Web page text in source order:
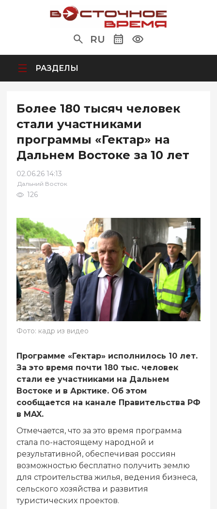
RU
РАЗДЕЛЫ
Более 180 тысяч человек
стали участниками
программы «Гектар» на
Дальнем Востоке за 10 лет
02.06.26 14:13
Дальний Восток
126
Фото: кадр из видео
Программе «Гектар» исполнилось 10 лет.
За это время почти 180 тыс. человек
стали ее участниками на Дальнем
Востоке и в Арктике. Об этом
сообщается на канале Правительства РФ
в MAX.
Отмечается, что за это время программа
стала по-настоящему народной и
результативной, обеспечивая россиян
возможностью бесплатно получить землю
для строительства жилья, ведения бизнеса,
сельского хозяйства и развития
туристических проектов.